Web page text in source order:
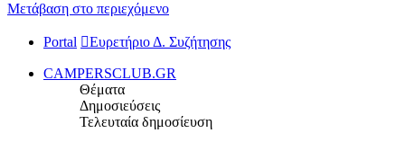
Μετάβαση στο περιεχόμενο
Portal Ευρετήριο Δ. Συζήτησης
CAMPERSCLUB.GR
Θέματα
Δημοσιεύσεις
Τελευταία δημοσίευση